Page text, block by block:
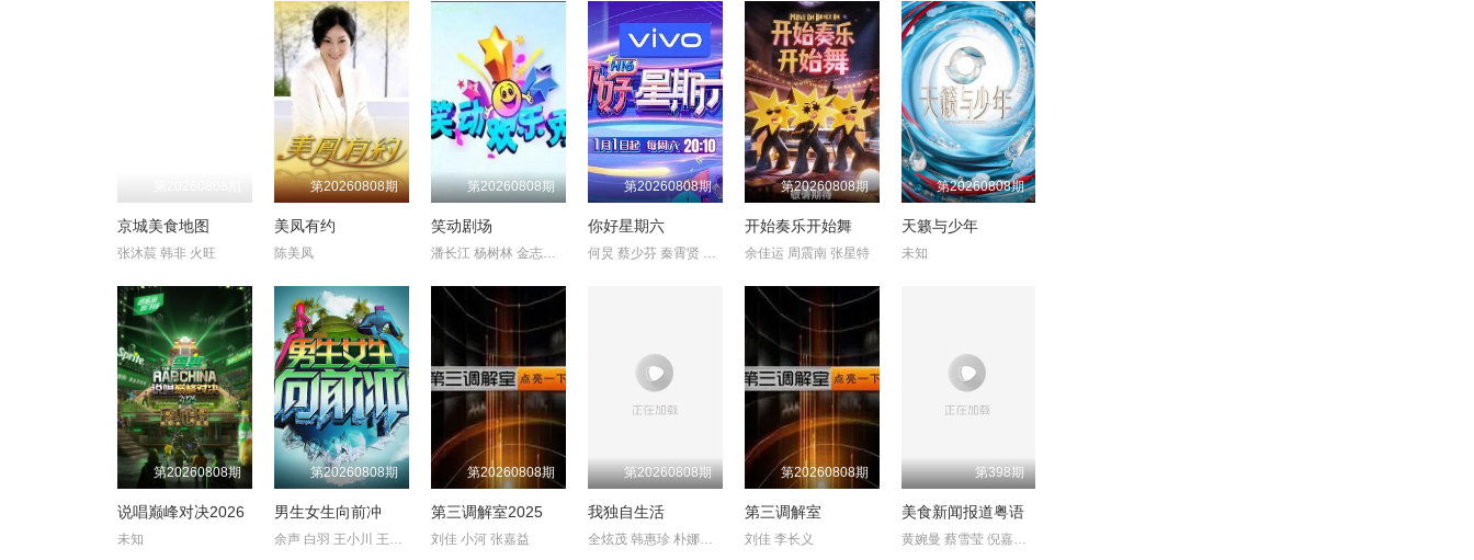
京城美食地图
张沐莀 韩非 火旺
第20260808期
美凤有约
陈美凤
第20260808期
笑动剧场
潘长江 杨树林 金志文 曹云金 文松
第20260808期
你好星期六
何炅 蔡少芬 秦霄贤 王鹤棣 布瑞吉
第20260808期
开始奏乐开始舞
余佳运 周震南 张星特
第20260808期
天籁与少年
未知
第20260808期
说唱巅峰对决2026
未知
第20260808期
男生女生向前冲
第20260808期
第三调解室2025
刘佳 小河 张嘉益
第20260808期
我独自生活
全炫茂 韩惠珍 朴娜莱 李时言 旗安84 刘宪华 李必模 金莎妮 李昇
第20260808期
第三调解室
刘佳 李长义
第398期
美食新闻报道粤语
黄婉曼 蔡雪莹 倪嘉雯 黄嘉雯 廖慧仪 伍倩彤 陈嘉倩 胡敏芝 吴兆